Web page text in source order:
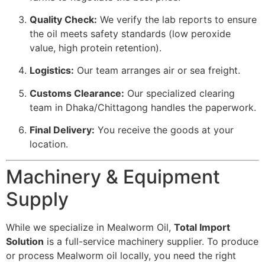
Quality Check: We verify the lab reports to ensure
the oil meets safety standards (low peroxide
value, high protein retention).
Logistics: Our team arranges air or sea freight.
Customs Clearance: Our specialized clearing
team in Dhaka/Chittagong handles the paperwork.
Final Delivery: You receive the goods at your
location.
Machinery & Equipment
Supply
While we specialize in Mealworm Oil, Total Import
Solution is a full-service machinery supplier. To produce
or process Mealworm oil locally, you need the right